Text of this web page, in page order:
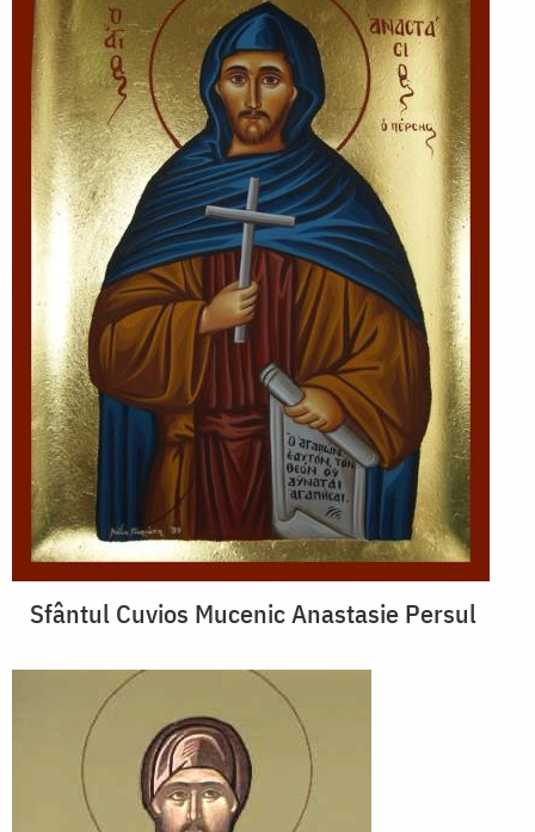
Sfântul Cuvios Mucenic Anastasie Persul